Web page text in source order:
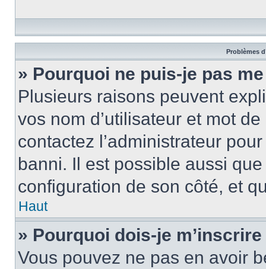
Problèmes
» Pourquoi ne puis-je pas
Plusieurs raisons peuvent
vos nom d’utilisateur et mot
contactez l’administrateur
banni. Il est possible aussi
configuration de son côté, et
Haut
» Pourquoi dois-je
Vous pouvez ne pas en avoir